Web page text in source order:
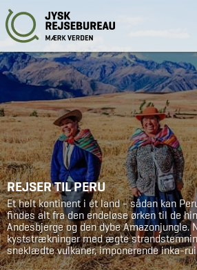
REJSER TIL PERU
Et helt kontinent i ét land - sådan kan
findes alt fra den endeløse ørken til de
Andesbjerge og den dybe Amazonjungle.
kyststrækninger med ægte
sneklædte vulkaner, imponerende inka-